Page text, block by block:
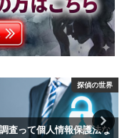
TOP
心に、信頼できる弁護士